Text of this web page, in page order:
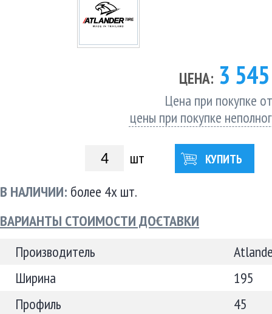
ЦЕНА: 3
Цена при покупке
цены при покупке
шт КУПИТЬ
В НАЛИЧИИ: более 4х шт.
ВАРИАНТЫ СТОИМОСТИ ДОСТАВКИ
Производитель
Ширина
195
Профиль
45